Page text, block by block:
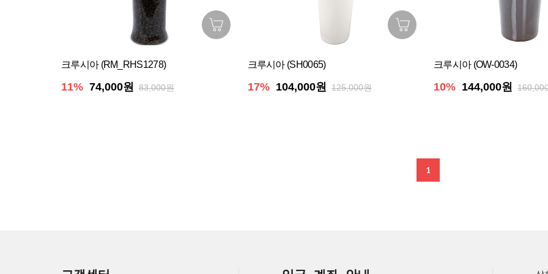
크루시아 (RM_RHS1278)
11% 74,000원 83,000원
크루시아 (SH0065)
17% 104,000원 125,000원
크루시아 (OW-0034)
10% 144,000원
1